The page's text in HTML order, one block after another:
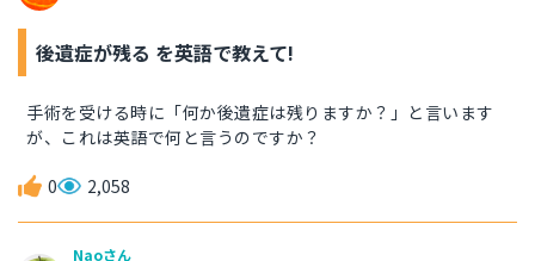
後遺症が残る を英語で教えて!
手術を受ける時に「何か後遺症は残りますか？」と言います
が、これは英語で何と言うのですか？
0 2,058
Naoさん